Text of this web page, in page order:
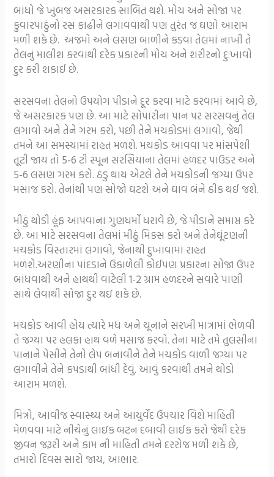
બાંધો જે ખુબજ અસરકારક સાબિત થશે. મોચ અને સોજા પર
કુવારપાઠુંનો રસ કાઢીને લગાવવાથી પણ તુરંત જ ઘણો આરામ
મળી શકે છે. અજમો અને લસણ બાળીને કડવા તેલમાં નાખી તે
તેલનું માલીશ કરવાથી દરેક પ્રકારની મોચ અને શરીરનો દુ:ખાવો
દુર કરી શકાઈ છે.
સરસવના તેલનો ઉપયોગ પીડાને દૂર કરવા માટે કરવામાં આવે છે,
જે અસરકારક પણ છે. આ માટે સોપારીના પાન પર સરસવનું તેલ
લગાવો અને તેને ગરમ કરો, પછી તેને મચકોડમાં લગાવો, જેથી
તમને આ સમસ્યામાં રાહત મળશે. મચકોડ આવવા પર માંસપેશી
તૂટી જાય તો 5-6 ટી સ્પૂન સરસિયાના તેલમાં હળદર પાઉડર અને
5-6 લસણ ગરમ કરો. ઠંડુ થાય એટલે તેને મચકોડની જગ્યા ઉપર
મસાજ કરો. તેનાંથી પણ સોજો ઘટશે અને ઘાવ બંને ઠીક થઈ જશે.
મીઠું થોડી હૂંફ આપવાના ગુણધર્મો ધરાવે છે, જે પીડાને સમાપ્ત કરે
છે. આ માટે સરસવના તેલમાં મીઠું મિક્સ કરો અને તેનેઘૂંટણની
મચકોડ વિસ્તારમાં લગાવો, જેનાથી દુખાવામાં રાહત
મળશે.અરણીના પાંદડાને ઉકાળેલી કોઈપણ પ્રકારના સોજા ઉપર
બાંધવાથી અને હાથથી વાટેલી 1-2 ગ્રામ હળદરને સવારે પાણી
સાથે લેવાથી સોજા દુર થઇ શકે છે.
મચકોડ આવી હોય ત્યારે મધ અને ચૂનાને સરખી માત્રામાં ભેળવી
તે જગ્યા પર હલકા હાથ વળે મસાજ કરવો. તેના માટે તમે તુલસીના
પાનાને પેસીને તેનો લેપ બનાવીને તેને મચકોડ વાળી જગ્યા પર
લગાવીને તેને કપડાથી બાંધી દેવું. આવું કરવાથી તમને થોડો
આરામ મળશે.
મિત્રો, આવીજ સ્વાસ્થ્ય અને આયુર્વેદ ઉપચાર વિશે માહિતી
મેળવવા માટે નીચેનું લાઇક બટન દબાવી લાઈક કરો જેથી દરેક
જીવન જરૂરી અને કામ ની માહિતી તમને દરરોજ મળી શકે છે,
તમારો દિવસ સારો જાય, આભાર.